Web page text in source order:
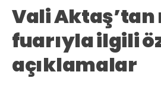
Vali
fuarıyla ilgili
açıklamalar